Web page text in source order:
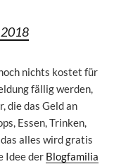
nichts kostet für
fällig werden,
die das Geld an
Essen, Trinken,
alles wird gratis
Idee der Blogfamilia